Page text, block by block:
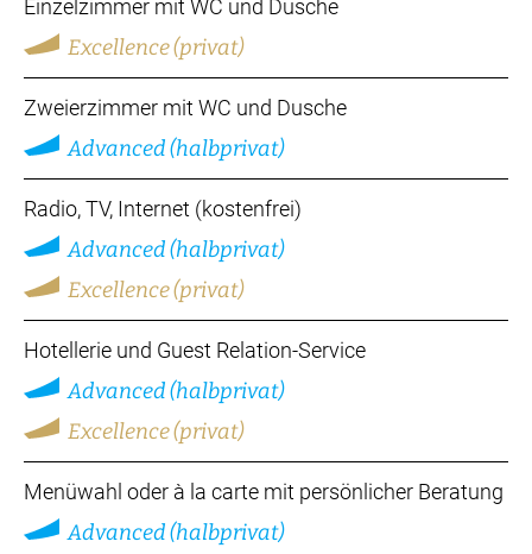
Einzelzimmer mit WC und Dusche
Excellence (privat)
Zweierzimmer mit WC und Dusche
Advanced (halbprivat)
Radio, TV, Internet (kostenfrei)
Advanced (halbprivat)
Excellence (privat)
Hotellerie und Guest Relation-Service
Advanced (halbprivat)
Excellence (privat)
Menüwahl oder à la carte mit persönlicher Beratung
Advanced (halbprivat)